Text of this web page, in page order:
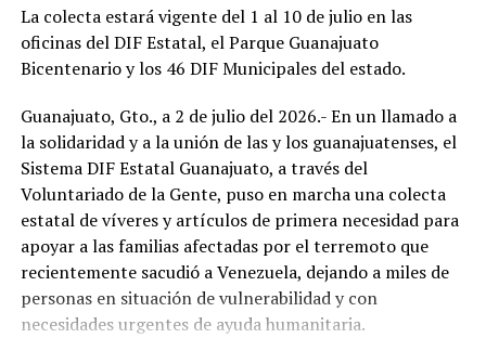
La colecta estará vigente del 1 al 10 de julio en las
oficinas del DIF Estatal, el Parque Guanajuato
Bicentenario y los 46 DIF Municipales del estado.
Guanajuato, Gto., a 2 de julio del 2026.- En un llamado a
la solidaridad y a la unión de las y los guanajuatenses, el
Sistema DIF Estatal Guanajuato, a través del
Voluntariado de la Gente, puso en marcha una colecta
estatal de víveres y artículos de primera necesidad para
apoyar a las familias afectadas por el terremoto que
recientemente sacudió a Venezuela, dejando a miles de
personas en situación de vulnerabilidad y con
necesidades urgentes de ayuda humanitaria.